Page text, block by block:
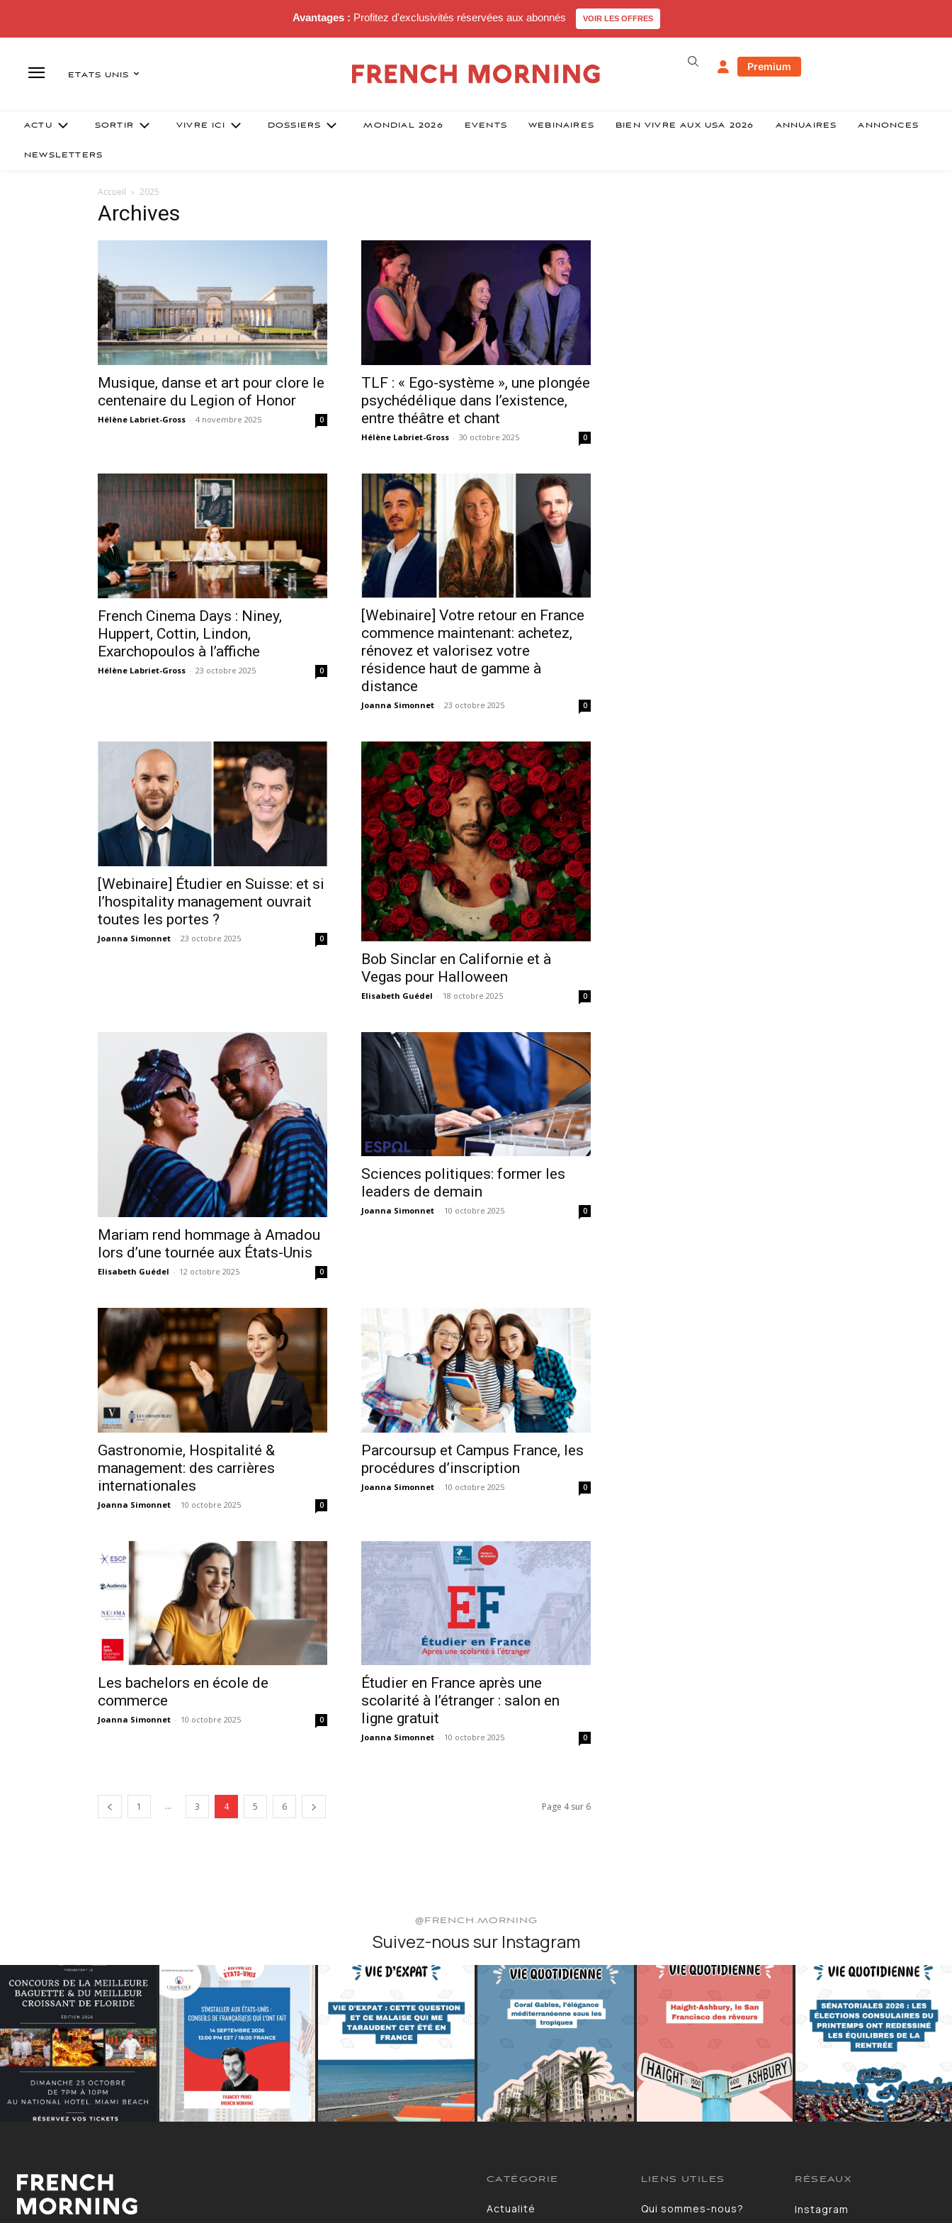
Avantages : Profitez d'exclusivités réservées aux abonnés VOIR LES OFFRES
ETATS UNIS
Premium
ACTU SORTIR VIVRE ICI DOSSIERS MONDIAL 2026 EVENTS WEBINAIRES BIEN VIVRE AUX USA 2026 ANNUAIRES ANNONCES
NEWSLETTERS
Accueil 2025
Archives
Musique, danse et art pour clore le
centenaire du Legion of Honor
Hélène Labriet-Gross - 4 novembre 2025 0
TLF : « Ego-système », une plongée
psychédélique dans l’existence,
entre théâtre et chant
Hélène Labriet-Gross - 30 octobre 2025 0
French Cinema Days : Niney,
Huppert, Cottin, Lindon,
Exarchopoulos à l’affiche
Hélène Labriet-Gross - 23 octobre 2025 0
[Webinaire] Votre retour en France
commence maintenant: achetez,
rénovez et valorisez votre
résidence haut de gamme à
distance
Joanna Simonnet - 23 octobre 2025 0
[Webinaire] Étudier en Suisse: et si
l’hospitality management ouvrait
toutes les portes ?
Joanna Simonnet - 23 octobre 2025 0
Bob Sinclar en Californie et à
Vegas pour Halloween
Elisabeth Guédel - 18 octobre 2025 0
Mariam rend hommage à Amadou
lors d’une tournée aux États-Unis
Elisabeth Guédel - 12 octobre 2025 0
Sciences politiques: former les
leaders de demain
Joanna Simonnet - 10 octobre 2025 0
Gastronomie, Hospitalité &
management: des carrières
internationales
Joanna Simonnet - 10 octobre 2025 0
Parcoursup et Campus France, les
procédures d’inscription
Joanna Simonnet - 10 octobre 2025 0
Les bachelors en école de
commerce
Joanna Simonnet - 10 octobre 2025 0
Étudier en France après une
scolarité à l’étranger : salon en
ligne gratuit
Joanna Simonnet - 10 octobre 2025 0
1 ... 3 4 5 6 Page 4 sur 6
@FRENCH.MORNING
Suivez-nous sur Instagram
CATÉGORIE
Actualité
LIENS UTILES
Qui sommes-nous?
RÉSEAUX
Instagram